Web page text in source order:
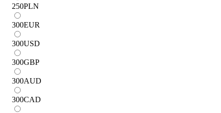
250PLN
300EUR
300USD
300GBP
300AUD
300CAD